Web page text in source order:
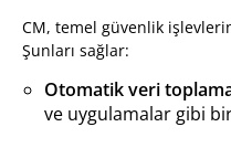
CM, temel güvenlik
Şunları sağlar:
Otomatik veri
ve uygulamalar gibi